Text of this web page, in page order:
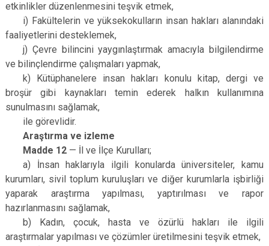
etkinlikler düzenlenmesini teşvik etmek,
i) Fakültelerin ve yüksekokulların insan hakları alanındaki
faaliyetlerini desteklemek,
j) Çevre bilincini yaygınlaştırmak amacıyla bilgilendirme
ve bilinçlendirme çalışmaları yapmak,
k) Kütüphanelere insan hakları konulu kitap, dergi ve
broşür gibi kaynakları temin ederek halkın kullanımına
sunulmasını sağlamak,
ile görevlidir.
Araştırma ve izleme
Madde 12 — İl ve İlçe Kurulları;
a) İnsan haklarıyla ilgili konularda üniversiteler, kamu
kurumları, sivil toplum kuruluşları ve diğer kurumlarla işbirliği
yaparak araştırma yapılması, yaptırılması ve rapor
hazırlanmasını sağlamak,
b) Kadın, çocuk, hasta ve özürlü hakları ile ilgili
araştırmalar yapılması ve çözümler üretilmesini teşvik etmek,